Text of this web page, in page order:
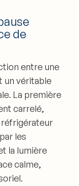
de
entre une
un véritable
La première
carrelé,
réfrigérateur
les
la lumière
calme,